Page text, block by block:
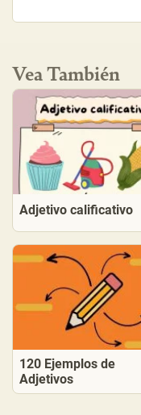
Vea También
Adjetivo calificativo
120 Ejemplos de
Adjetivos